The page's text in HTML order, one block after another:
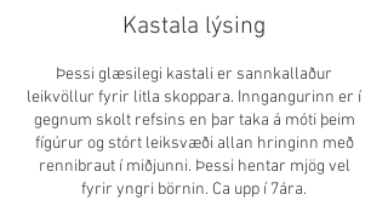
Kastala lýsing
Þessi glæsilegi kastali er sannkallaður
leikvöllur fyrir litla skoppara. Inngangurinn er í
gegnum skolt refsins en þar taka á móti þeim
fígúrur og stórt leiksvæði allan hringinn með
rennibraut í miðjunni. Þessi hentar mjög vel
fyrir yngri börnin. Ca upp í 7ára.